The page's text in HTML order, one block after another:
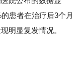
患者在治疗后3个月
明显复发情况。